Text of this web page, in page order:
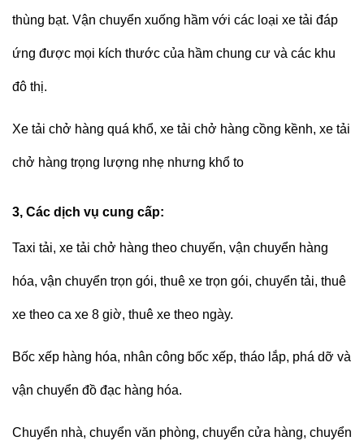
thùng bạt. Vận chuyển xuống hầm với các loại xe tải đáp
ứng được mọi kích thước của hầm chung cư và các khu
đô thị.
Xe tải chở hàng quá khổ, xe tải chở hàng cồng kềnh, xe tải
chở hàng trọng lượng nhẹ nhưng khổ to
3, Các dịch vụ cung cấp:
Taxi tải, xe tải chở hàng theo chuyến, vận chuyển hàng
hóa, vận chuyển trọn gói, thuê xe trọn gói, chuyển tải, thuê
xe theo ca xe 8 giờ, thuê xe theo ngày.
Bốc xếp hàng hóa, nhân công bốc xếp, tháo lắp, phá dỡ và
vận chuyển đồ đạc hàng hóa.
Chuyển nhà, chuyển văn phòng, chuyển cửa hàng, chuyển